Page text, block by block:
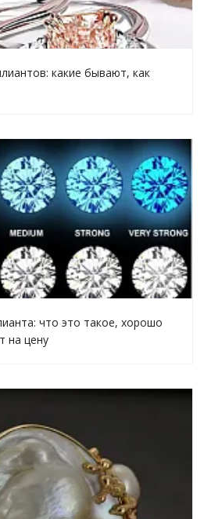
какие бывают, как
что это такое, хорошо
на цену